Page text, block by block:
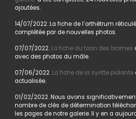
ajoutées.
14/07/2022. La fiche de l’orthétrum
complétée par de nouvelles photos.
07/07/2022. La fiche du taon des bromes
avec des photos du mâle.
07/06/2022. La fiche de la syritte piolante
actualisée.
01/02/2022. Nous avons
nombre de clés de détermination
les pages de notre galerie. Il y en a